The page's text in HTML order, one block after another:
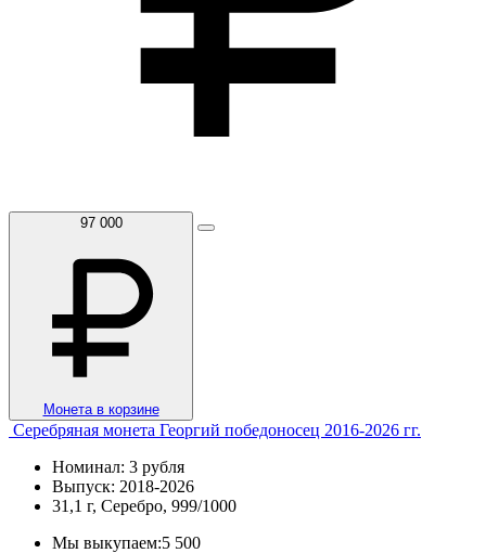
97 000
Монета в корзине
Серебряная монета Георгий победоносец 2016-2026 гг.
Номинал: 3 рубля
Выпуск: 2018-2026
31,1 г, Серебро, 999/1000
Мы выкупаем:5 500